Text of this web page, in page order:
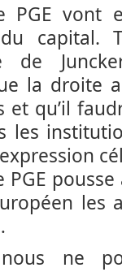
PGE
capital.
de
la droite
et qu’il
les
les
ne